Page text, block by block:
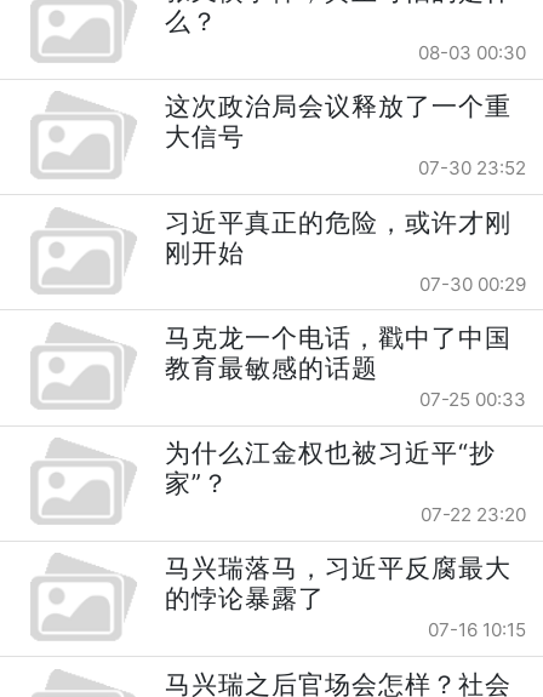
么？
08-03 00:30
这次政治局会议释放了一个重
大信号
07-30 23:52
习近平真正的危险，或许才刚
刚开始
07-30 00:29
马克龙一个电话，戳中了中国
教育最敏感的话题
07-25 00:33
为什么江金权也被习近平“抄
家”？
07-22 23:20
马兴瑞落马，习近平反腐最大
的悖论暴露了
07-16 10:15
马兴瑞之后官场会怎样？社会